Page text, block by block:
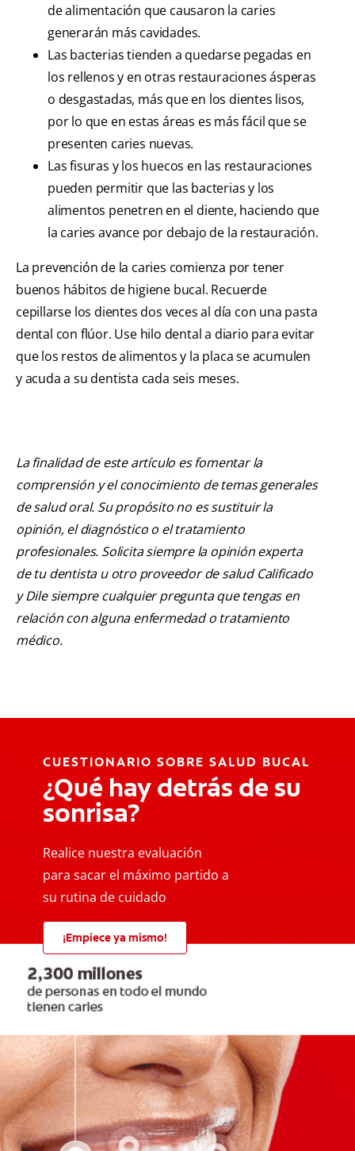
de alimentación que causaron la caries
generarán más cavidades.
Las bacterias tienden a quedarse pegadas en
los rellenos y en otras restauraciones ásperas
o desgastadas, más que en los dientes lisos,
por lo que en estas áreas es más fácil que se
presenten caries nuevas.
Las fisuras y los huecos en las restauraciones
pueden permitir que las bacterias y los
alimentos penetren en el diente, haciendo que
la caries avance por debajo de la restauración.
La prevención de la caries comienza por tener
buenos hábitos de higiene bucal. Recuerde
cepillarse los dientes dos veces al día con una pasta
dental con flúor. Use hilo dental a diario para evitar
que los restos de alimentos y la placa se acumulen
y acuda a su dentista cada seis meses.
La finalidad de este artículo es fomentar la
comprensión y el conocimiento de temas generales
de salud oral. Su propósito no es sustituir la
opinión, el diagnóstico o el tratamiento
profesionales. Solicita siempre la opinión experta
de tu dentista u otro proveedor de salud Calificado
y Dile siempre cualquier pregunta que tengas en
relación con alguna enfermedad o tratamiento
médico.
CUESTIONARIO SOBRE SALUD BUCAL
¿Qué hay detrás de su
sonrisa?
Realice nuestra evaluación
para sacar el máximo partido a
su rutina de cuidado
¡Empiece ya mismo!